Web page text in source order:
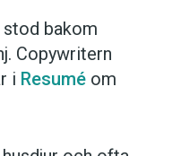
bakom
Copywritern
i Resumé om